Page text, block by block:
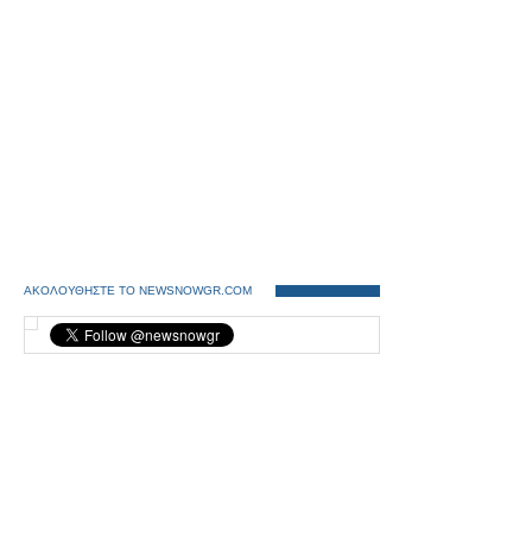
ΑΚΟΛΟΥΘΗΣΤΕ ΤΟ NEWSNOWGR.COM